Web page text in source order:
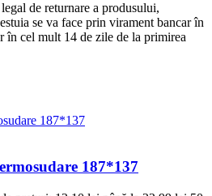
de returnare a produsului,
se va face prin virament bancar în
în cel mult 14 de zile de la primirea
187*137